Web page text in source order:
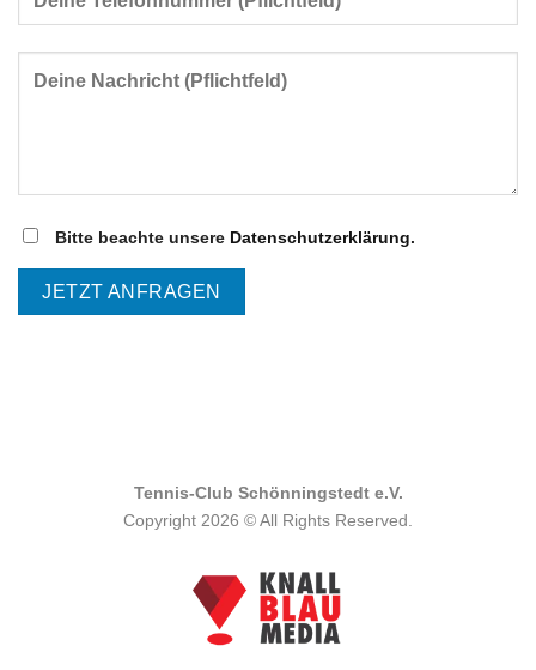
Bitte beachte unsere Datenschutzerklärung.
Bitte lasse dieses Feld leer.
Bitte lasse dieses Feld leer.
Bitte lasse dieses Feld leer.
Bitte lasse dieses Feld leer.
Bitte lasse dieses Feld leer.
Tennis-Club Schönningstedt e.V.
Copyright 2026 © All Rights Reserved.